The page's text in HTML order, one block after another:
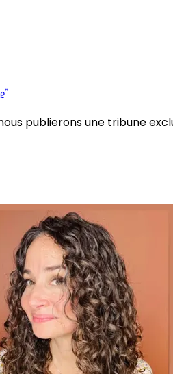
publierons une tribune